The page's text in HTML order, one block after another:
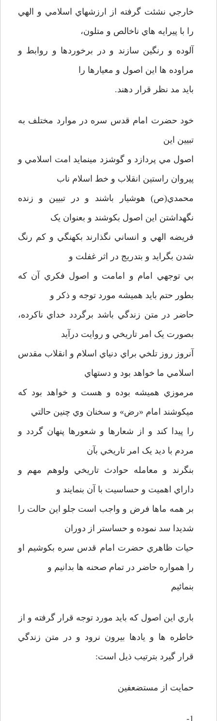
خارجي نشئت گرفته از ارزشهاي اسلامي و الهي
را با پيرايه هاي ناخالص و متلون،
آلوده و رنگين سازند و در برخوردها و روابط و
مراوده ها اين اصول و معيارها را
بايد مد نظر قرار دهند.
خود حضرت امام قدس سره در موارد مختلف به
تبيين اين
اصول مي پردازد و گوشزد مينمايد امت اسلامي و
پيروان راستين انقلاب و خط اسلام ناب
محمدي(ص) هوشيار باشند و در تبيين و زنده
نگهداشتن اين اصول بکوشند و بعنوان يک
فريضه الهي و انساني نگذارند بکهنگي و کم رنگ
شدن بگرايد و بتدريج در اثر غفلت و
بي توجهي امام و امامت و اصول فکري آن که
بطور حتم بايد هميشه مورد توجه و ذکر و
حاضر در متن زندگي باشد برگردد خداي ناکرده،
بصورت يک امر تاريخي و روايت درآيد
آنروز روز تلخي براي دنياي اسلام و انقلاب مقدس
اسلامي ما خواهد بود و دستهاي
مرموزي هميشه بوده و هست و خواهد بود که
ميکوشند امام «رض» و سخنان وي چنين حالتي
را پيدا کند و از شعارها و شعورها پنهان گردد و
مردم با ديد يک امر تاريخي بآن
بنگرند و معامله حوادث تاريخي ولوهم مهم و
داراي اهميت و حساسيت با آن بنمايند و
بر همه ماها فرض و واجب است جلو اين حالت را
شديدا سد نموده و حساستر از دوران
حيات ظاهري حضرت امام قدس سره بکوشيم او
را همواره حاضر در تمام صحنه ها بدانيم و
بنمائيم
باري اين اصول که بايد مورد توجه قرار گرفته و از
خاطره ها و يادها بيرون نرود و در متن زندگي
قرار گيرد بترتيب ذيل است:
حمايت از مستضعفين
1-